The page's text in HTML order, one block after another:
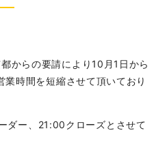
からの要請により10月1日から
時間を短縮させて頂いており
ダー、21:00クローズとさせて